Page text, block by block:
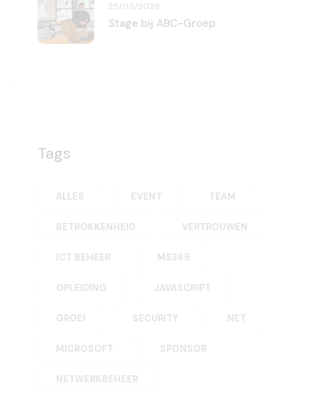
25/05/2026
Stage bij ABC-Groep
Tags
ALLES EVENT TEAM
BETROKKENHEID VERTROUWEN
ICT BEHEER MS365
OPLEIDING JAVASCRIPT
GROEI SECURITY .NET
MICROSOFT SPONSOR
NETWERKBEHEER